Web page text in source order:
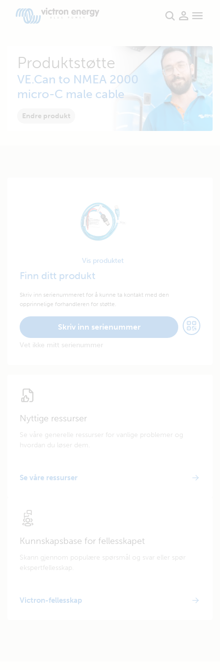
Produktstøtte
VE.Can to NMEA 2000
micro-C male cable
Endre produkt
Vis produktet
Finn ditt produkt
Skriv inn serienummeret for å kunne ta kontakt med den
opprinnelige forhandleren for støtte.
Skriv inn serienummer
Vet ikke mitt serienummer
Nyttige ressurser
Se våre generelle ressurser for vanlige problemer og
hvordan du løser dem.
Se våre ressurser
Kunnskapsbase for fellesskapet
Skann gjennom populære spørsmål og svar eller spør
ekspertfellesskap.
Victron-fellesskap